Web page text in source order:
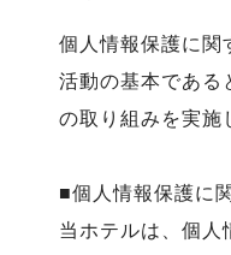
個人情報保護に関
活動の基本である
の取り組みを実施
■個人情報保護に
当ホテルは、個人